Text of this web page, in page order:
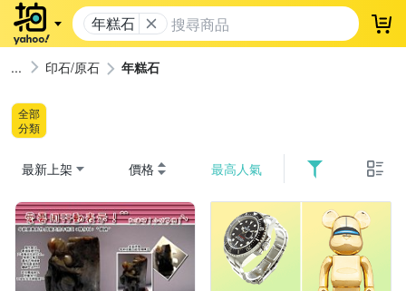
年糕石 登
印石/原石 年糕石
全部
分類
最新上架 價格 最高人氣